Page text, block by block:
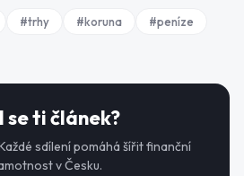
#trhy #koruna #peníze
se ti článek?
sdílení pomáhá šířit finanční
v Česku.